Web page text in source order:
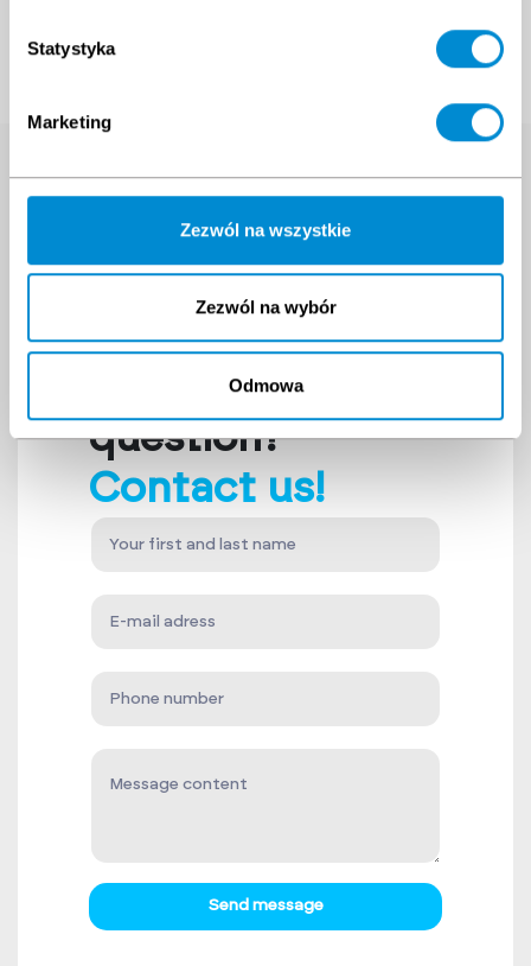
Statystyka
Marketing
Zezwól na wszystkie
Zezwól na wybór
Odmowa
Search course
Enter the name of the training you are
Do you have a
question?
Contact us!
Send message